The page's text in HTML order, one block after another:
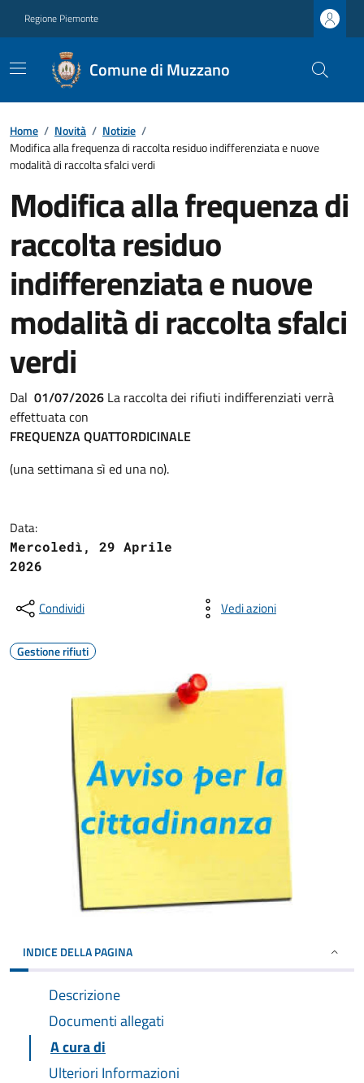
Regione Piemonte
Comune di Muzzano
Home / Novità / Notizie /
Modifica alla frequenza di raccolta residuo indifferenziata e nuove
modalità di raccolta sfalci verdi
Modifica alla frequenza di
raccolta residuo
indifferenziata e nuove
modalità di raccolta sfalci
verdi
Dal 01/07/2026 La raccolta dei rifiuti indifferenziati verrà
effettuata con
FREQUENZA QUATTORDICINALE
(una settimana sì ed una no).
Data:
Mercoledì, 29 Aprile
2026
Condividi Vedi azioni
Gestione rifiuti
INDICE DELLA PAGINA
Descrizione
Documenti allegati
A cura di
Ulteriori Informazioni